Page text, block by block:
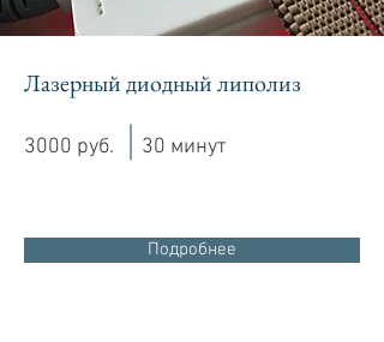
Лазерный диодный липолиз
3000 руб. 30 минут
Подробнее